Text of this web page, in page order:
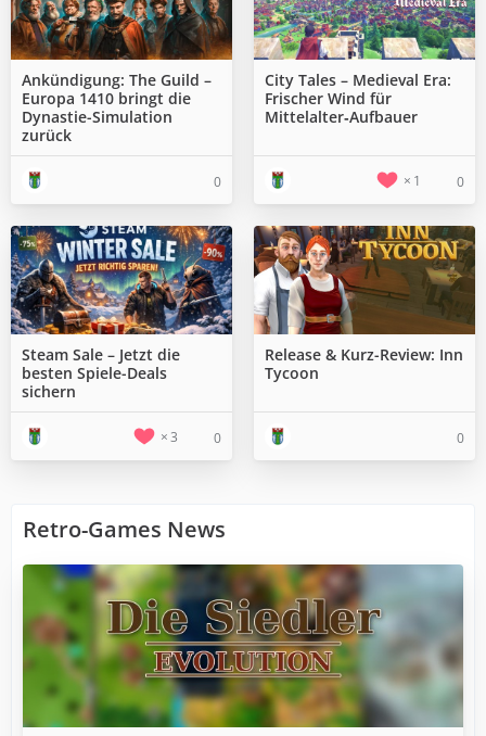
Ankündigung: The Guild –
Europa 1410 bringt die
Dynastie-Simulation
zurück
0
City Tales – Medieval Era:
Frischer Wind für
Mittelalter‑Aufbauer
1 0
Steam Sale – Jetzt die
besten Spiele-Deals
sichern
3 0
Release & Kurz-Review: Inn
Tycoon
0
Retro-Games News